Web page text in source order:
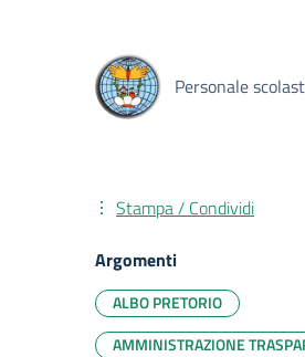
Personale
Stampa / Condividi
Argomenti
ALBO PRETORIO
AMMINISTRAZIONE